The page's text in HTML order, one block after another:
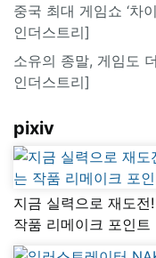
중국 최대 게임쇼 ‘차
인더스트리]
소유의 종말, 게임도
인더스트리]
pixiv
지금 실력으로 재도
작품 리메이크 포인트